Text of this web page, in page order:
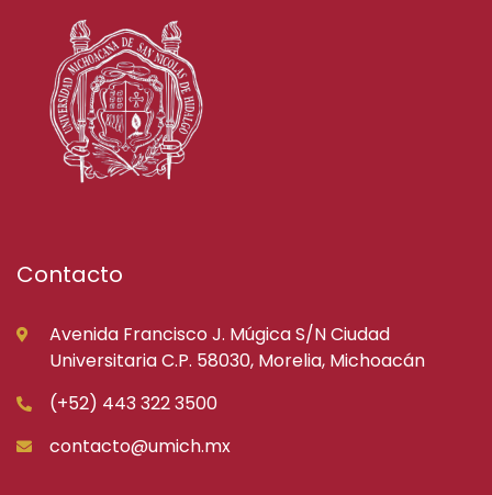
Contacto
Avenida Francisco J. Múgica S/N Ciudad
Universitaria C.P. 58030, Morelia, Michoacán
(+52) 443 322 3500
contacto@umich.mx